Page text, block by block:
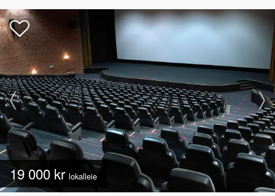
19 000 kr lokalleie